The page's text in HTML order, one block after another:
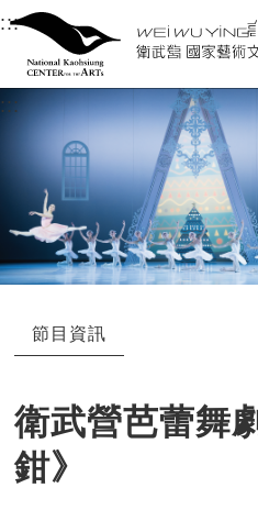
衛武營國家藝術文
中央內容區塊，為本頁主要內容區。
:::選單連結區塊，此區塊列
衛武營國家藝術
::: 中央內容區塊，為本頁主
節目資訊
衛武營芭蕾舞
鉗》